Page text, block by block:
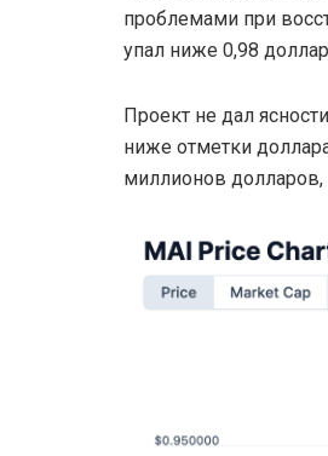
проблемами при
упал ниже 0,98
Проект не дал
ниже отметки
миллионов